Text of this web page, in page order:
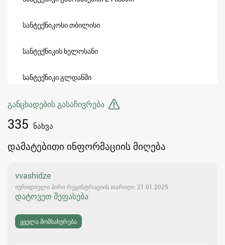
სანტექნიკოსი თბილისი
სანტექნიკის ხელოსანი
სანტექნიკი გლდანში
განცხადების გასაჩივრება
335 ნახვა
დამატებითი ინფორმაციის მიღება
vvashidze
იურიდიული პირი რეგისტრაციის თარიღი: 21.01.2025
დატოვეთ შეფასება
ყველა მომსახურება